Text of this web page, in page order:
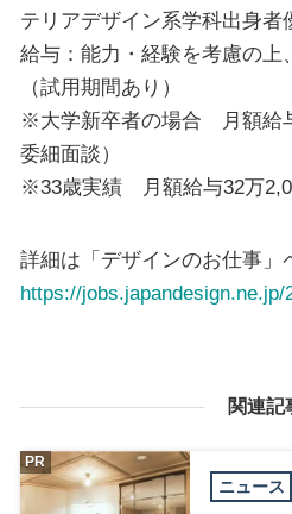
テリアデザイン系学科出身者
給与：能力・経験を考慮の上
（試用期間あり）
※大学新卒者の場合 月額給
委細面談）
※33歳実績 月額給与32万
詳細は「デザインのお仕事」
https://jobs.japandesign.ne.jp/
関連記
ニュース
PR